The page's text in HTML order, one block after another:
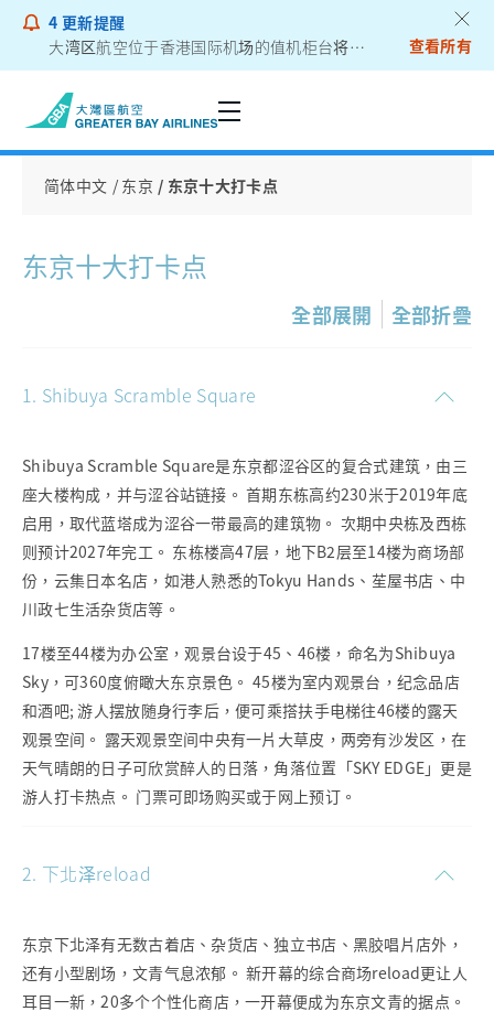
4 更新提醒
大湾区航空位于香港国际机场的值机柜台将迁往二号客运大楼
查看所有
简体中文 东京 东京十大打卡点
东京十大打卡点
全部展開 全部折疊
1. Shibuya Scramble Square
Shibuya Scramble Square是东京都涩谷区的复合式建筑，由三
座大楼构成，并与涩谷站链接。 首期东栋高约230米于2019年底
启用，取代蓝塔成为涩谷一带最高的建筑物。 次期中央栋及西栋
则预计2027年完工。 东栋楼高47层，地下B2层至14楼为商场部
份，云集日本名店，如港人熟悉的Tokyu Hands、苼屋书店、中
川政七生活杂货店等。
17楼至44楼为办公室，观景台设于45、46楼，命名为Shibuya
Sky，可360度俯瞰大东京景色。 45楼为室内观景台，纪念品店
和酒吧; 游人摆放随身行李后，便可乘搭扶手电梯往46楼的露天
观景空间。 露天观景空间中央有一片大草皮，两旁有沙发区，在
天气晴朗的日子可欣赏醉人的日落，角落位置「SKY EDGE」更是
游人打卡热点。 门票可即场购买或于网上预订。
2. 下北泽reload
东京下北泽有无数古着店、杂货店、独立书店、黑胶唱片店外，
还有小型剧场，文青气息浓郁。 新开幕的综合商场reload更让人
耳目一新，20多个个性化商店，一开幕便成为东京文青的据点。